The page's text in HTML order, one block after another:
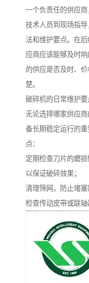
一个负责任的供应
技术人员到现场指
法和维护要点。在
应商应该能够及时
的供应是否及时、
楚。
破碎机的日常维护要
无论选择哪家供应
备长期稳定运行的
点：
定期检查刀片的磨损
以保证破碎效果；
清理筛网，防止堵塞
检查传动皮带或联轴